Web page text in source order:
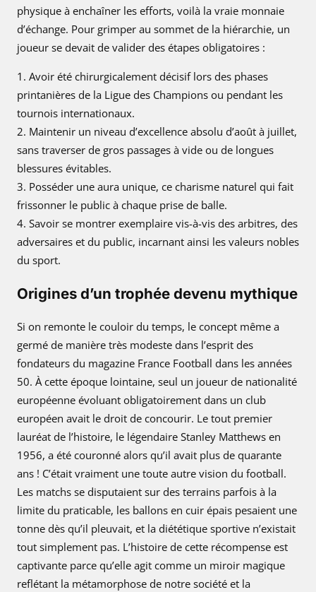
physique à enchaîner les efforts, voilà la vraie monnaie
d’échange. Pour grimper au sommet de la hiérarchie, un
joueur se devait de valider des étapes obligatoires :
Avoir été chirurgicalement décisif lors des phases
printanières de la Ligue des Champions ou pendant les
tournois internationaux.
Maintenir un niveau d’excellence absolu d’août à juillet,
sans traverser de gros passages à vide ou de longues
blessures évitables.
Posséder une aura unique, ce charisme naturel qui fait
frissonner le public à chaque prise de balle.
Savoir se montrer exemplaire vis-à-vis des arbitres, des
adversaires et du public, incarnant ainsi les valeurs nobles
du sport.
Origines d’un trophée devenu mythique
Si on remonte le couloir du temps, le concept même a
germé de manière très modeste dans l’esprit des
fondateurs du magazine France Football dans les années
50. À cette époque lointaine, seul un joueur de nationalité
européenne évoluant obligatoirement dans un club
européen avait le droit de concourir. Le tout premier
lauréat de l’histoire, le légendaire Stanley Matthews en
1956, a été couronné alors qu’il avait plus de quarante
ans ! C’était vraiment une toute autre vision du football.
Les matchs se disputaient sur des terrains parfois à la
limite du praticable, les ballons en cuir épais pesaient une
tonne dès qu’il pleuvait, et la diététique sportive n’existait
tout simplement pas. L’histoire de cette récompense est
captivante parce qu’elle agit comme un miroir magique
reflétant la métamorphose de notre société et la